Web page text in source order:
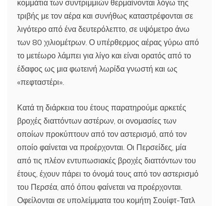
κομμάτια των συντριμμιών θερμαίνονται λόγω της
τριβής με τον αέρα και συνήθως καταστρέφονται σε
λιγότερο από ένα δευτερόλεπτο, σε υψόμετρο άνω
των 80 χιλιομέτρων. Ο υπέρθερμος αέρας γύρω από
το μετέωρο λάμπει για λίγο και είναι ορατός από το
έδαφος ως μια φωτεινή λωρίδα γνωστή και ως
«πεφταστέρι».
Κατά τη διάρκεια του έτους παρατηρούμε αρκετές
βροχές διαττόντων αστέρων, οι ονομασίες των
οποίων προκύπτουν από τον αστερισμό, από τον
οποίο φαίνεται να προέρχονται. Οι Περσείδες, μία
από τις πλέον εντυπωσιακές βροχές διαττόντων του
έτους, έχουν πάρει το όνομά τους από τον αστερισμό
του Περσέα, από όπου φαίνεται να προέρχονται.
Οφείλονται σε υπολείμματα του κομήτη Σουίφτ-Τατλ